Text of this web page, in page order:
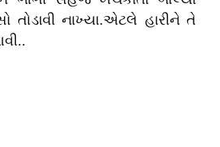
તોડાવી નાખ્યા.એટલે હારીને તે